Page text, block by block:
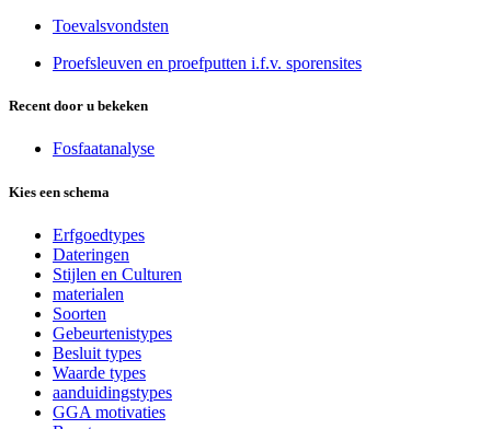
Toevalsvondsten
Proefsleuven en proefputten i.f.v. sporensites
Recent door u bekeken
Fosfaatanalyse
Kies een schema
Erfgoedtypes
Dateringen
Stijlen en Culturen
materialen
Soorten
Gebeurtenistypes
Besluit types
Waarde types
aanduidingstypes
GGA motivaties